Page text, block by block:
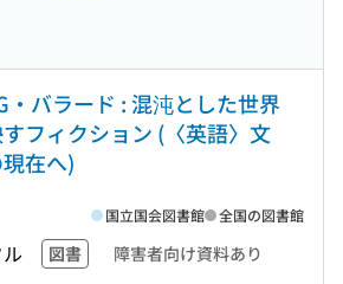
・バラード : 混沌とした世界
フィクション (〈英語〉文
在へ)
図書 障害者向け資料あり
国立国会図書館 全国の図書館